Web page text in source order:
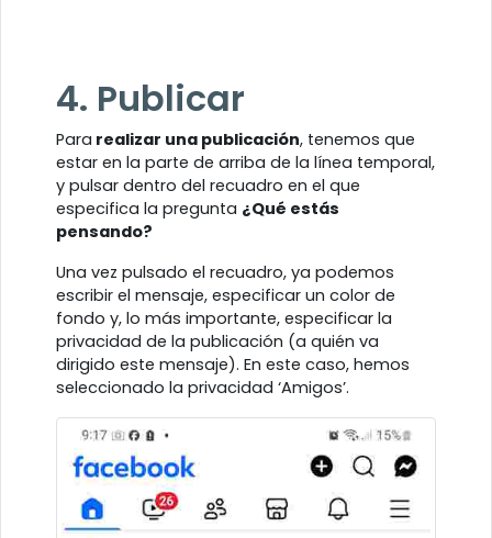
4. Publicar
Para realizar una publicación, tenemos que
estar en la parte de arriba de la línea temporal,
y pulsar dentro del recuadro en el que
especifica la pregunta ¿Qué estás
pensando?
Una vez pulsado el recuadro, ya podemos
escribir el mensaje, especificar un color de
fondo y, lo más importante, especificar la
privacidad de la publicación (a quién va
dirigido este mensaje). En este caso, hemos
seleccionado la privacidad ‘Amigos’.